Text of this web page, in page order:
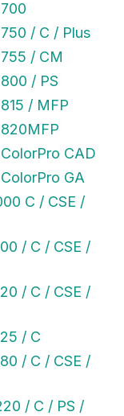
/ C / Plus
/ CM
/ PS
/ MFP
CAD
GA
C / CSE /
/ C / CSE /
/ C / CSE /
/ C
/ C / CSE /
/ C / PS /